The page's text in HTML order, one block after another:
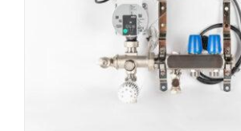
The
options
may
be
chosen